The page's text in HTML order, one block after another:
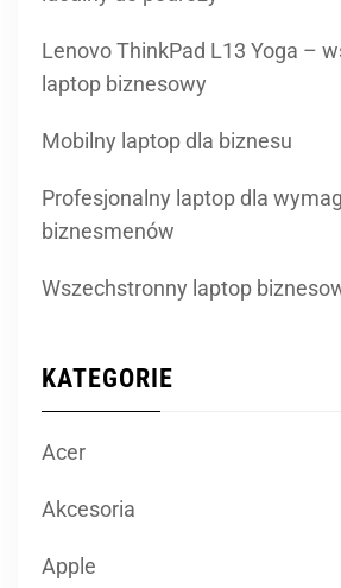
Lenovo ThinkPad L13 Yoga –
laptop biznesowy
Mobilny laptop dla biznesu
Profesjonalny laptop dla
biznesmenów
Wszechstronny laptop
KATEGORIE
Acer
Akcesoria
Apple